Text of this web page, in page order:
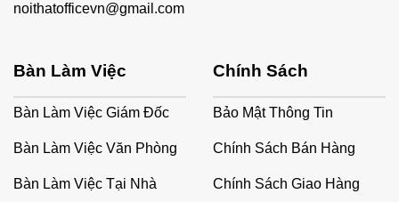
noithatofficevn@gmail.com
Bàn Làm Việc
Bàn Làm Việc Giám Đốc
Bàn Làm Việc Văn Phòng
Bàn Làm Việc Tại Nhà
Chính Sách
Bảo Mật Thông Tin
Chính Sách Bán Hàng
Chính Sách Giao Hàng